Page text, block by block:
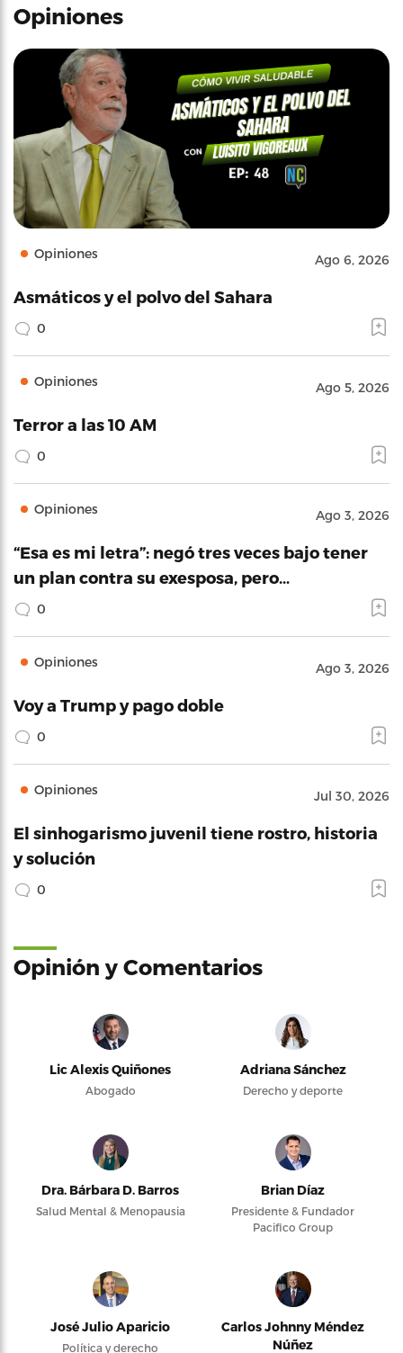
Opiniones
Opiniones Ago 6, 2026
Asmáticos y el polvo del Sahara
0
Opiniones Ago 5, 2026
Terror a las 10 AM
0
Opiniones Ago 3, 2026
“Esa es mi letra”: negó tres veces bajo tener
un plan contra su exesposa, pero…
0
Opiniones Ago 3, 2026
Voy a Trump y pago doble
0
Opiniones Jul 30, 2026
El sinhogarismo juvenil tiene rostro, historia
y solución
0
Opinión y Comentarios
Lic Alexis Quiñones
Abogado
Adriana Sánchez
Derecho y deporte
Dra. Bárbara D. Barros
Salud Mental & Menopausia
Brian Díaz
Presidente & Fundador
Pacifico Group
José Julio Aparicio
Política y derecho
Carlos Johnny Méndez
Núñez